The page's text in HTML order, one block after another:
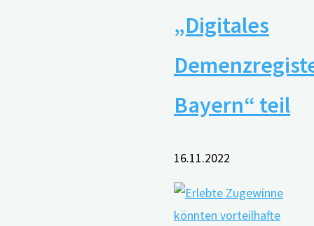
„Digitales
Bayern“ teil
16.11.2022